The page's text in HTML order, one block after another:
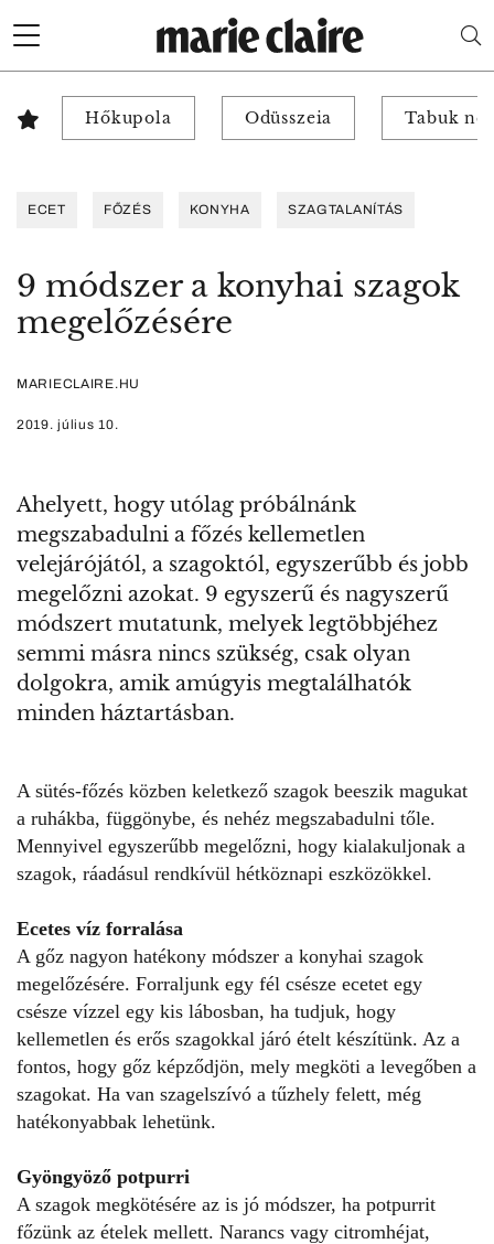
Hőkupola Odüsszeia Tabuk
ECET FŐZÉS KONYHA SZAGTALANÍTÁS
9 módszer a konyhai szagok
megelőzésére
MARIECLAIRE.HU
2019. július 10.
Ahelyett, hogy utólag próbálnánk
megszabadulni a főzés kellemetlen
velejárójától, a szagoktól, egyszerűbb és jobb
megelőzni azokat. 9 egyszerű és nagyszerű
módszert mutatunk, melyek legtöbbjéhez
semmi másra nincs szükség, csak olyan
dolgokra, amik amúgyis megtalálhatók
minden háztartásban.
A sütés-főzés közben keletkező szagok beeszik magukat
a ruhákba, függönybe, és nehéz megszabadulni tőle.
Mennyivel egyszerűbb megelőzni, hogy kialakuljonak a
szagok, ráadásul rendkívül hétköznapi eszközökkel.
Ecetes víz forralása
A gőz nagyon hatékony módszer a konyhai szagok
megelőzésére. Forraljunk egy fél csésze ecetet egy
csésze vízzel egy kis lábosban, ha tudjuk, hogy
kellemetlen és erős szagokkal járó ételt készítünk. Az a
fontos, hogy gőz képződjön, mely megköti a levegőben a
szagokat. Ha van szagelszívó a tűzhely felett, még
hatékonyabbak lehetünk.
Gyöngyöző potpurri
A szagok megkötésére az is jó módszer, ha potpurrit
főzünk az ételek mellett. Narancs vagy citromhéjat,